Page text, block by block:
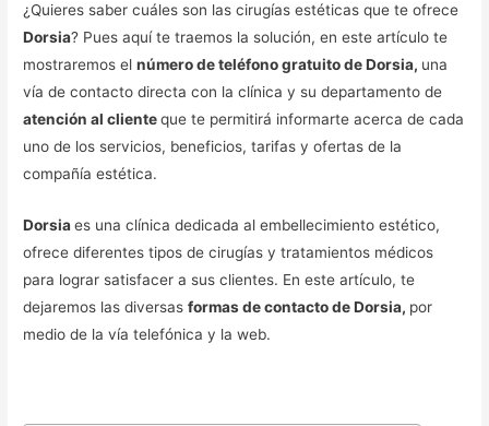
¿Quieres saber cuáles son las cirugías estéticas que te ofrece
Dorsia? Pues aquí te traemos la solución, en este artículo te
mostraremos elnúmero de teléfono gratuito de Dorsia, una
vía de contacto directa con la clínica y su departamento de
atención al clienteque te permitirá informarte acerca de cada
uno de los servicios, beneficios, tarifas y ofertas de la
compañía estética.
Dorsiaes una clínica dedicada al embellecimiento estético,
ofrece diferentes tipos de cirugías y tratamientos médicos
para lograr satisfacer a sus clientes. En este artículo, te
dejaremos las diversasformas de contacto de Dorsia, por
medio de la vía telefónica y la web.